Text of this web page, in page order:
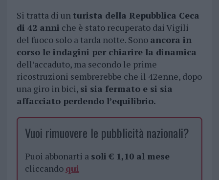
Si tratta di un turista della Repubblica Ceca
di 42 anni che è stato recuperato dai Vigili
del fuoco solo a tarda notte. Sono ancora in
corso le indagini per chiarire la dinamica
dell’accaduto, ma secondo le prime
ricostruzioni sembrerebbe che il 42enne, dopo
una giro in bici, si sia fermato e si sia
affacciato perdendo l’equilibrio.
Vuoi rimuovere le pubblicità nazionali?
Puoi abbonarti a soli € 1,10 al mese
cliccando qui